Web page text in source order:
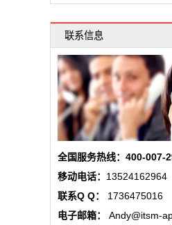
联系信息
全国服务热线：400-007-
移动电话： 13524162964
联系Q Q： 1736475016
电子邮箱： Andy@itsm-